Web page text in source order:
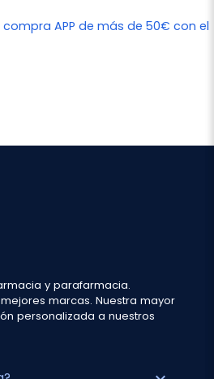
APP de más de 50€ con el
y parafarmacia.
marcas. Nuestra mayor
personalizada a nuestros